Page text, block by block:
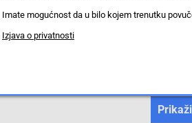
IP20
Priključak za
Imate mogućnost da u bilo kojem trenutku
Izjava o privatnosti